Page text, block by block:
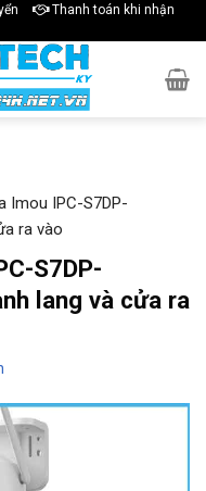
Thanh toán khi nhận
Imou IPC-S7DP-
ra vào
S7DP-
lang và cửa ra